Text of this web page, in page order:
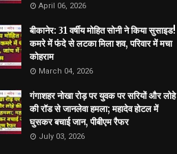
April 06, 2026
बीकानेर: 31 वर्षीय मोहित सोनी ने किया सुसाइड!
कमरे में फंदे से लटका मिला शव, परिवार में मचा
कोहराम
March 04, 2026
गंगाशहर नोखा रोड़ पर युवक पर सरियों और लोहे
की रॉड से जानलेवा हमला; महादेव होटल में
घुसकर बचाई जान, पीबीएम रैफर
July 03, 2026